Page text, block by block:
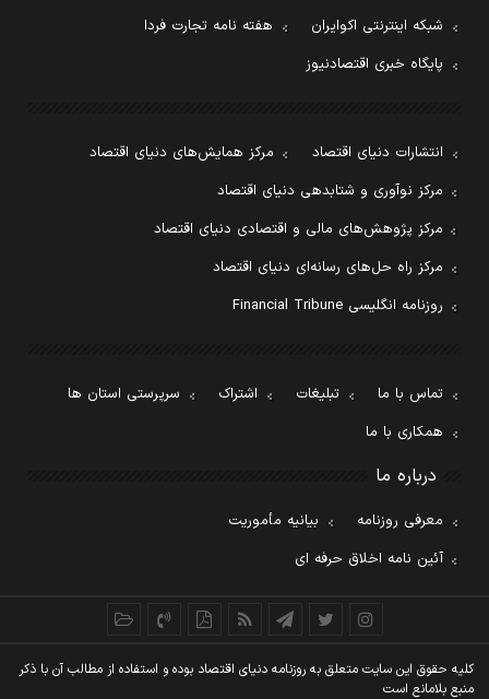
شبکه اینترنتی اکوایران
هفته نامه تجارت فردا
پایگاه خبری اقتصادنیوز
انتشارات دنیای اقتصاد
مرکز همایش‌های دنیای اقتصاد
مرکز نوآوری و شتابدهی دنیای اقتصاد
مرکز پژوهش‌های مالی و اقتصادی دنیای اقتصاد
مرکز راه حل‌های رسانه‌ای دنیای اقتصاد
روزنامه انگلیسی Financial Tribune
تماس با ما تبلیغات اشتراک
سرپرستی استان ها
همکاری با ما
درباره ما
معرفی روزنامه
بیانیه مأموریت
آئین نامه اخلاق حرفه ای
کليه حقوق اين سايت متعلق به روزنامه دنيای اقتصاد بوده و استفاده از مطالب آن با ذکر
منبع بلامانع است